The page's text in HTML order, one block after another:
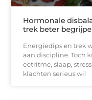
Hormonale
trek beter
Energiedips en trek
aan discipline. Toch
eetritme, slaap,
klachten serieus wil